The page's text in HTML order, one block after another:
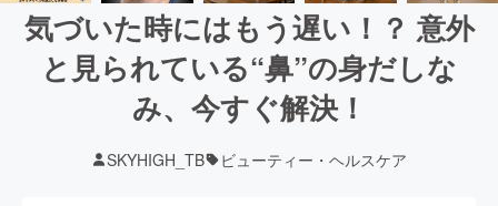
気づいた時にはもう遅い！？ 意外
と見られている“鼻”の身だしな
み、今すぐ解決！
SKYHIGH_TB ビューティー・ヘルスケア